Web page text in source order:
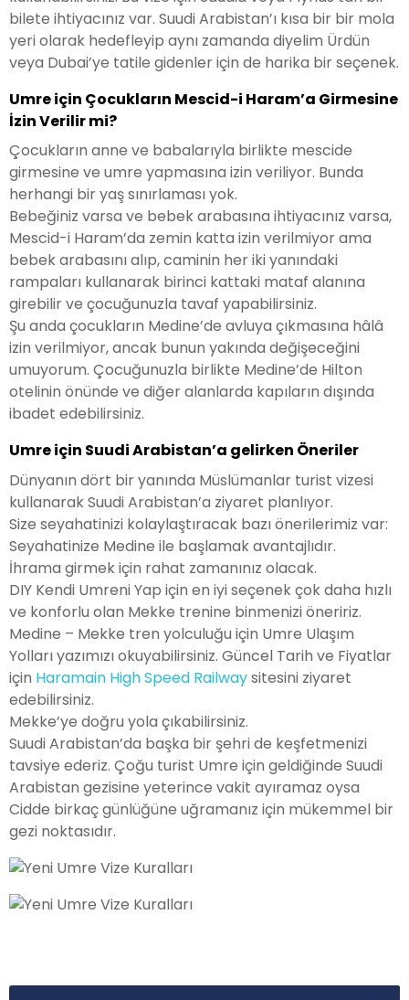
bilete ihtiyacınız var. Suudi Arabistan’ı kısa bir bir mola
yeri olarak hedefleyip aynı zamanda diyelim Ürdün
veya Dubai’ye tatile gidenler için de harika bir seçenek.
Umre için Çocukların Mescid-i Haram’a Girmesine
İzin Verilir mi?
Çocukların anne ve babalarıyla birlikte mescide
girmesine ve umre yapmasına izin veriliyor. Bunda
herhangi bir yaş sınırlaması yok.
Bebeğiniz varsa ve bebek arabasına ihtiyacınız varsa,
Mescid-i Haram’da zemin katta izin verilmiyor ama
bebek arabasını alıp, caminin her iki yanındaki
rampaları kullanarak birinci kattaki mataf alanına
girebilir ve çocuğunuzla tavaf yapabilirsiniz.
Şu anda çocukların Medine’de avluya çıkmasına hâlâ
izin verilmiyor, ancak bunun yakında değişeceğini
umuyorum. Çocuğunuzla birlikte Medine’de Hilton
otelinin önünde ve diğer alanlarda kapıların dışında
ibadet edebilirsiniz.
Umre için Suudi Arabistan’a gelirken Öneriler
Dünyanın dört bir yanında Müslümanlar turist vizesi
kullanarak Suudi Arabistan’a ziyaret planlıyor.
Size seyahatinizi kolaylaştıracak bazı önerilerimiz var:
Seyahatinize Medine ile başlamak avantajlıdır.
İhrama girmek için rahat zamanınız olacak.
DIY Kendi Umreni Yap için en iyi seçenek çok daha hızlı
ve konforlu olan Mekke trenine binmenizi öneririz.
Medine – Mekke tren yolculuğu için Umre Ulaşım
Yolları yazımızı okuyabilirsiniz. Güncel Tarih ve Fiyatlar
için Haramain High Speed Railwaysitesini ziyaret
edebilirsiniz.
Mekke’ye doğru yola çıkabilirsiniz.
Suudi Arabistan’da başka bir şehri de keşfetmenizi
tavsiye ederiz. Çoğu turist Umre için geldiğinde Suudi
Arabistan gezisine yeterince vakit ayıramaz oysa
Cidde birkaç günlüğüne uğramanız için mükemmel bir
gezi noktasıdır.